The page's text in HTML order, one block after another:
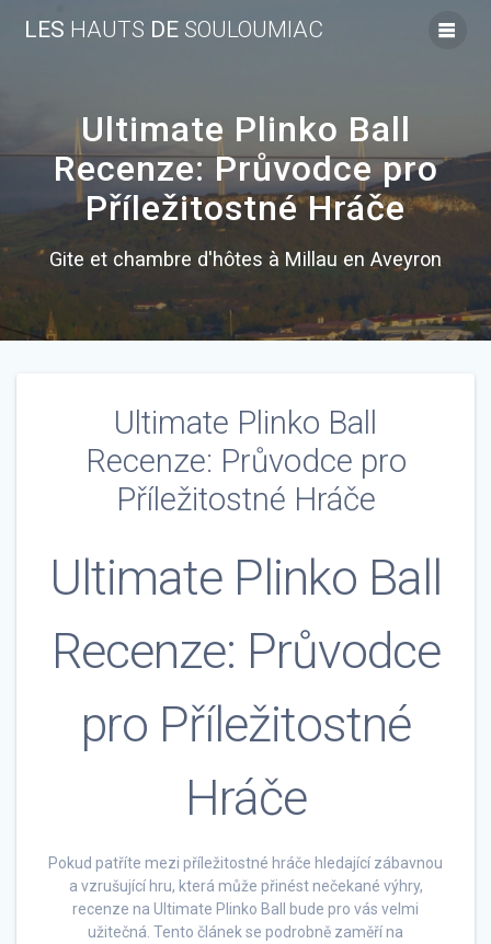
to
LES HAUTS DE SOULOUMIAC
Ultimate Plinko Ball
Recenze: Průvodce pro
Příležitostné Hráče
Gite et chambre d'hôtes à Millau en Aveyron
Ultimate Plinko Ball
Recenze: Průvodce pro
Příležitostné Hráče
Ultimate Plinko Ball
Recenze: Průvodce
pro Příležitostné
Hráče
Pokud patříte mezi příležitostné hráče hledající zábavnou
a vzrušující hru, která může přinést nečekané výhry,
recenze na Ultimate Plinko Ball bude pro vás velmi
užitečná. Tento článek se podrobně zaměří na